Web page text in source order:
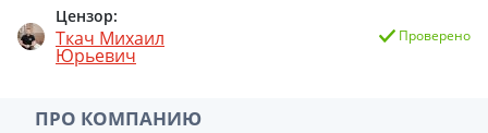
Цензор:
Ткач Михаил
Юрьевич
Проверено
ПРО КОМПАНИЮ